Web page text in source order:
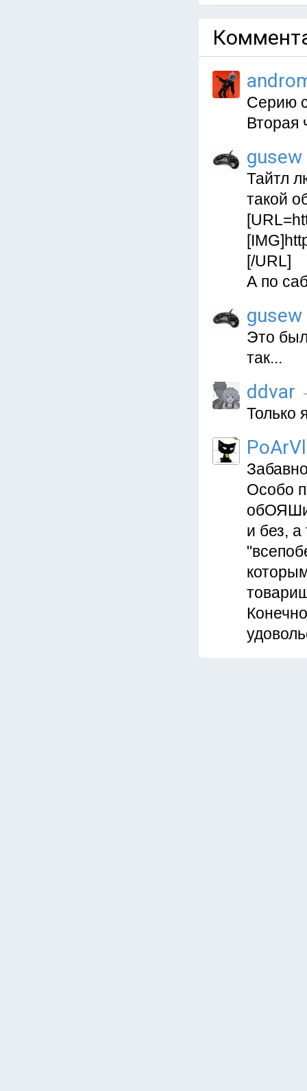
Серию
Вторая
gusew
Тайтл
такой
[/URL]
А по
gusew
Это
так...
ddvar
Только
PoArVl
Особо
и без,